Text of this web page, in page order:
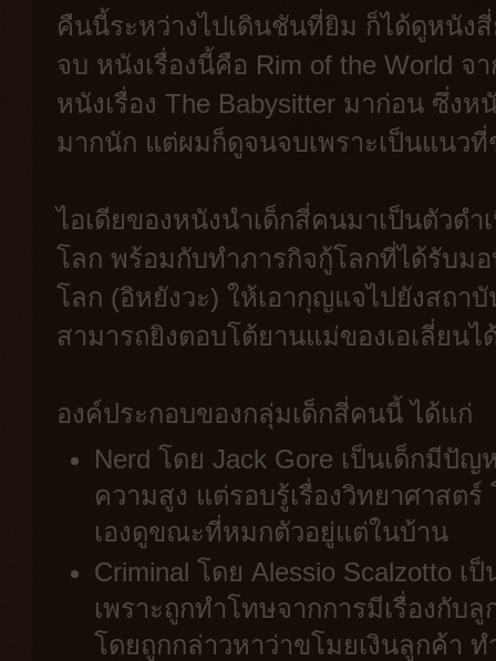
คืนนี้ระหว่างไปเดินชันที่ยิม ก็ได้ดูหนัง
จบ หนังเรื่องนี้คือ Rim of the World จ
หนังเรื่อง The Babysitter มาก่อน ซึ่งห
มากนัก แต่ผมก็ดูจนจบเพราะเป็นแนว
ไอเดียของหนังนำเด็กสี่คนมาเป็นตัวดำ
โลก พร้อมกับทำภารกิจกู้โลกที่ได้รับม
โลก (อิหยังวะ) ให้เอากุญแจไปยังสถา
สามารถยิงตอบโต้ยานแม่ของเอเลี่ยน
องค์ประกอบของกลุ่มเด็กสี่คนนี้ ได้แก่
Nerd โดย Jack Gore เป็นเด็กมีปั
ความสูง แต่รอบรู้เรื่องวิทยาศาสต
เองดูขณะที่หมกตัวอยู่แต่ในบ้าน
Criminal โดย Alessio Scalzotto
เพราะถูกทำโทษจากการมีเรื่องกับ
โดยถูกกล่าวหาว่าขโมยเงินลูกค้า